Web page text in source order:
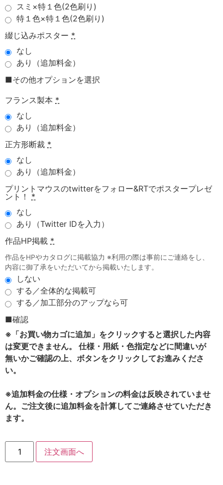
スミ×特１色(2色刷り)
特１色×特１色(2色刷り)
綴じ込みポスター *
なし
あり（追加料金）
■その他オプションを選択
フランス製本 *
なし
あり（追加料金）
正方形断裁 *
なし
あり（追加料金）
プリントマウスのtwitterをフォロー&RTでポスタープレゼ
ント！
*
なし
あり（Twitter IDを入力）
作品HP掲載 *
作品をHPやカタログに掲載協力 ※利用の際は事前にご連絡をし、
内容に御了承をいただいてから掲載いたします。
しない
する／全体的な掲載可
する／加工部分のアップなら可
■確認
※「お買い物カゴに追加」をクリックすると選択した内容
は変更できません。 仕様・用紙・色指定などに間違いが
無いかご確認の上、ボタンをクリックしてお進みくださ
い。
※追加料金の仕様・オプションの料金は反映されていませ
ん。ご注文後に追加料金を計算してご連絡させていただき
ます。
注文画面へ